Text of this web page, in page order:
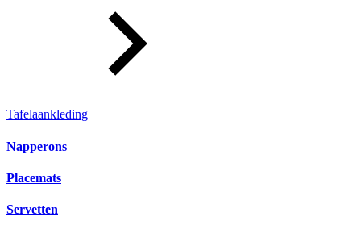
Tafelaankleding
Napperons
Placemats
Servetten